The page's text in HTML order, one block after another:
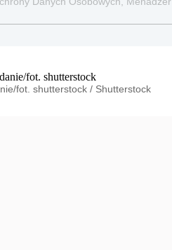
fot. shutterstock / Shutterstock